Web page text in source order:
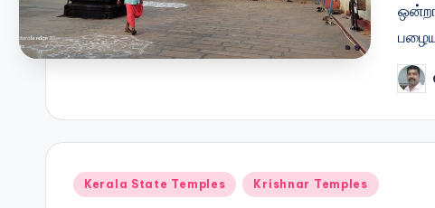
by
Posted
Kerala State Temples Krishnar Temples